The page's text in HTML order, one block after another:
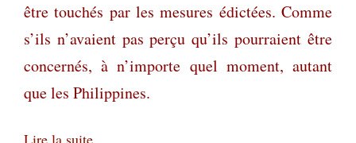
être touchés par les mesures édictées. Comme
s’ils n’avaient pas perçu qu’ils pourraient être
concernés, à n’importe quel moment, autant
que les Philippines.
Lire la suite